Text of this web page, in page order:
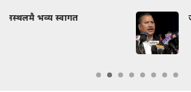
जनताका आशा–अपेक्षा फेरि टुट्न थाले